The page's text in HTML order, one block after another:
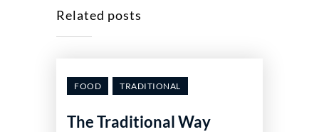
Related posts
FOOD TRADITIONAL
The Traditional Way